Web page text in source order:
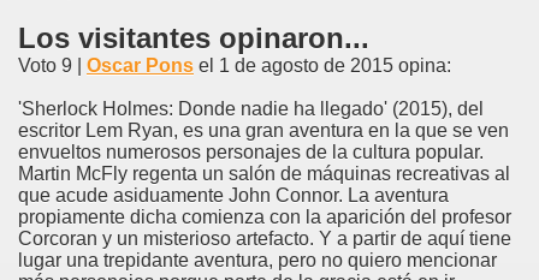
Los visitantes opinaron...
Voto 9 | Oscar Pons el 1 de agosto de 2015 opina:
'Sherlock Holmes: Donde nadie ha llegado' (2015), del
escritor Lem Ryan, es una gran aventura en la que se ven
envueltos numerosos personajes de la cultura popular.
Martin McFly regenta un salón de máquinas recreativas al
que acude asiduamente John Connor. La aventura
propiamente dicha comienza con la aparición del profesor
Corcoran y un misterioso artefacto. Y a partir de aquí tiene
lugar una trepidante aventura, pero no quiero mencionar